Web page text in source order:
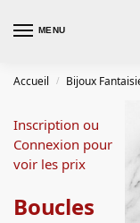
MENU
Accueil / Bijoux
Inscription ou
Connexion pour
voir les prix
Boucles